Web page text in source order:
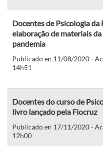
Docentes de Psicologia
elaboração de materiais
pandemia
Publicado en 11/08/2020 -
14h51
Docentes do curso de
livro lançado pela Fiocruz
Publicado en 17/11/2020 -
12h00